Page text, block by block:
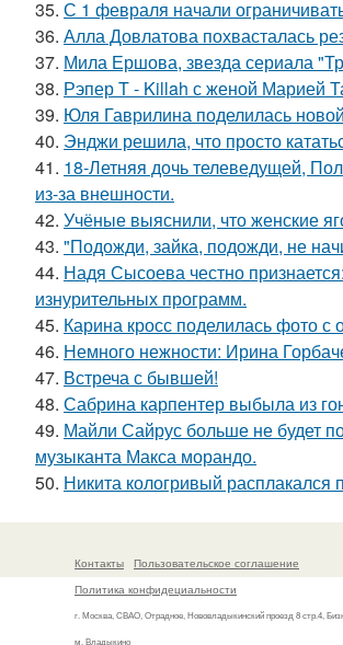
35. С 1 февраля начали
36. Алла Довлатова похвасталась
37. Мила Ершова, звезда сериала
38. Рэпер T - Killah с женой Марией
39. Юля Гаврилина поделилась
40. Энджи решила, что просто
41. 18-Летняя дочь телеведущей,
из-за внешности.
42. Учёные выяснили, что женские
43. "Подожди, зайка, подожди, не
44. Надя Сысоева честно
изнурительных программ.
45. Карина кросс поделилась фото с
46. Немного нежности: Ирина
47. Встреча с бывшей!
48. Сабрина карпентер выбыла из
49. Майли Сайрус больше не будет
музыканта Макса морандо.
50. Никита кологривый расплакался
Контакты
Пользовательское соглашение
Политика конфидециальности
г. Москва, СВАО, Отрадное, Нововладыкинский проезд 8 стр.4,
м. Владыкино